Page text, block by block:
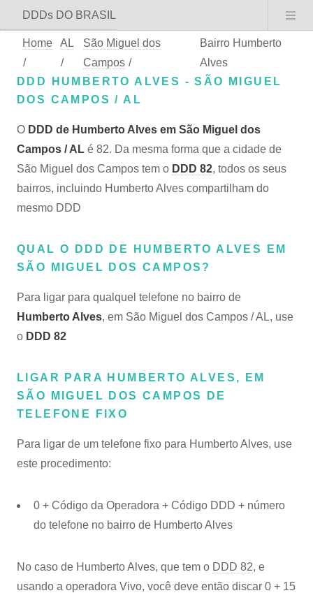
DDDs DO BRASIL
Home
/
AL
/
São Miguel dos
Campos /
Bairro Humberto
Alves
DDD HUMBERTO ALVES - SÃO MIGUEL
DOS CAMPOS / AL
O DDD de Humberto Alves em São Miguel dos
Campos / AL é 82. Da mesma forma que a cidade de
São Miguel dos Campos tem o DDD 82, todos os seus
bairros, incluindo Humberto Alves compartilham do
mesmo DDD
QUAL O DDD DE HUMBERTO ALVES EM
SÃO MIGUEL DOS CAMPOS?
Para ligar para qualquel telefone no bairro de
Humberto Alves, em São Miguel dos Campos / AL, use
o DDD 82
LIGAR PARA HUMBERTO ALVES, EM
SÃO MIGUEL DOS CAMPOS DE
TELEFONE FIXO
Para ligar de um telefone fixo para Humberto Alves, use
este procedimento:
0 + Código da Operadora + Código DDD + número
do telefone no bairro de Humberto Alves
No caso de Humberto Alves, que tem o DDD 82, e
usando a operadora Vivo, você deve então discar 0 + 15